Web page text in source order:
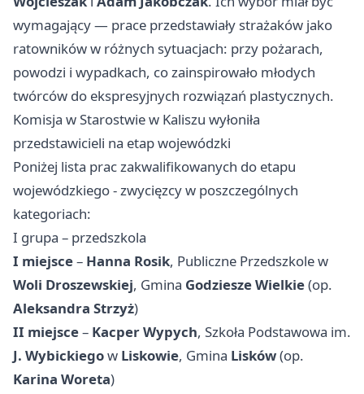
wymagający — prace przedstawiały strażaków jako
ratowników w różnych sytuacjach: przy pożarach,
powodzi i wypadkach, co zainspirowało młodych
twórców do ekspresyjnych rozwiązań plastycznych.
Komisja w Starostwie w Kaliszu wyłoniła
przedstawicieli na etap wojewódzki
Poniżej lista prac zakwalifikowanych do etapu
wojewódzkiego - zwycięzcy w poszczególnych
kategoriach:
I grupa – przedszkola
I miejsce– Hanna Rosik, Publiczne Przedszkole w
Woli Droszewskiej, Gmina Godziesze Wielkie(op.
Aleksandra Strzyż)
II miejsce– Kacper Wypych, Szkoła Podstawowa im.
J. Wybickiegow Liskowie, Gmina Lisków(op.
Karina Woreta)